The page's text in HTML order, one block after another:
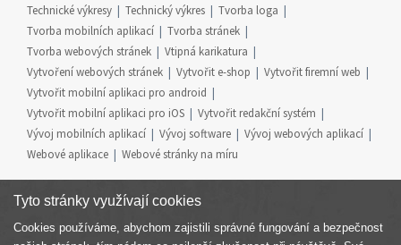
Technické výkresy
Technický výkres
Tvorba loga
Tvorba mobilních aplikací
Tvorba stránek
Tvorba webových stránek
Vtipná karikatura
Vytvoření webových stránek
Vytvořit e-shop
Vytvořit firemní web
Vytvořit mobilní aplikaci pro android
Vytvořit mobilní aplikaci pro iOS
Vytvořit redakční systém
Vývoj mobilních aplikací
Vývoj software
Vývoj webových aplikací
Webové aplikace
Webové stránky na míru
Tyto stránky využívají cookies
Cookies používáme, abychom zajistili správné fungování a bezpečnost